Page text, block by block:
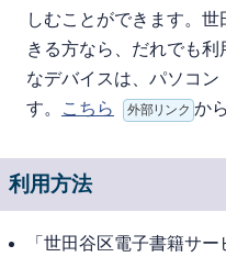
しむことができます。
きる方なら、だれでも
なデバイスは、パソコ
す。
こちら 外部リンク か
利用方法
「世田谷区電子書籍サ